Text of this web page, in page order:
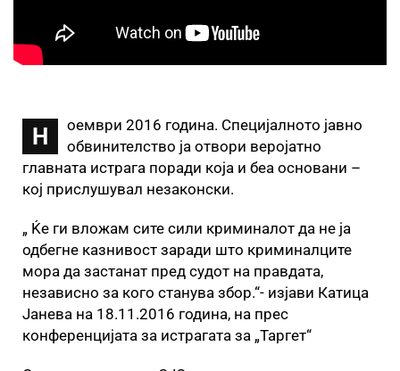
Н
оември 2016 година. Специјалното јавно
обвинителство ја отвори веројатно
главната истрага поради која и беа основани –
кој прислушувал незаконски.
„ Ќе ги вложам сите сили криминалот да не ја
одбегне казнивост заради што криминалците
мора да застанат пред судот на правдата,
независно за кого станува збор.“- изјави Катица
Јанева на 18.11.2016 година, на прес
конференцијата за истрагата за „Таргет“